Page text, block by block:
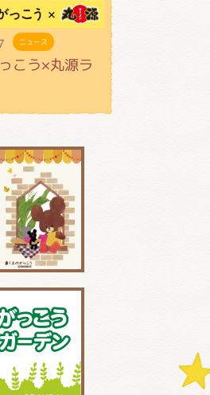
ニュース
こう×丸源ラ